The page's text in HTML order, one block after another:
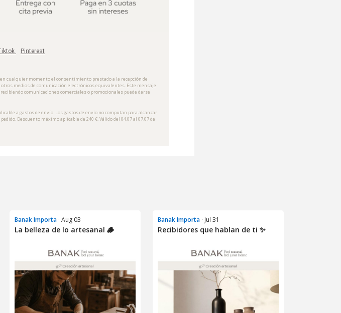
Banak Importa · Aug 03
La belleza de lo artesanal 🪵
Banak Importa · Jul 31
Recibidores que hablan de ti ✨